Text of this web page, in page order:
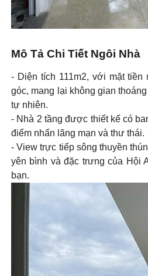
Mô Tả Chi Tiết Ngôi Nhà
- Diện tích 111m2, với mặt tiền
góc, mang lại không gian
tự nhiên.
- Nhà 2 tầng được thiết kế có
điểm nhấn lãng mạn và thư thái.
- View trực tiếp sông thuyền
yên bình và đặc trưng của Hội
bạn.